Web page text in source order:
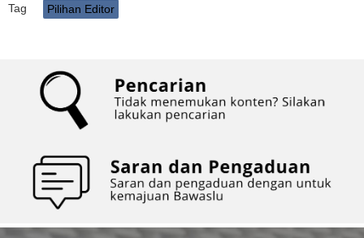
Tag Pilihan Editor